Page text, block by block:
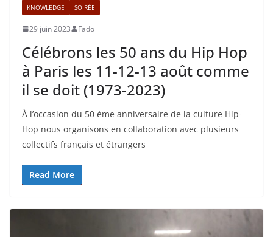
KNOWLEDGE SOIRÉE
29 juin 2023 Fado
Célébrons les 50 ans du Hip Hop
à Paris les 11-12-13 août comme
il se doit (1973-2023)
À l’occasion du 50 ème anniversaire de la culture Hip-
Hop nous organisons en collaboration avec plusieurs
collectifs français et étrangers
Read More